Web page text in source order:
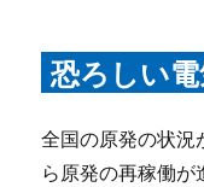
恐ろしい電
全国の原発の状況
ら原発の再稼働